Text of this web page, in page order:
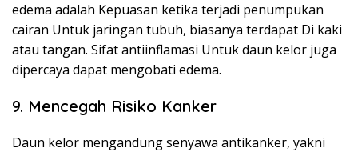
edema adalah Kepuasan ketika terjadi penumpukan
cairan Untuk jaringan tubuh, biasanya terdapat Di kaki
atau tangan. Sifat antiinflamasi Untuk daun kelor juga
dipercaya dapat mengobati edema.
9. Mencegah Risiko Kanker
Daun kelor mengandung senyawa antikanker, yakni